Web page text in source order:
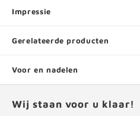
Impressie
Gerelateerde producten
Voor en nadelen
Wij staan voor u klaar!